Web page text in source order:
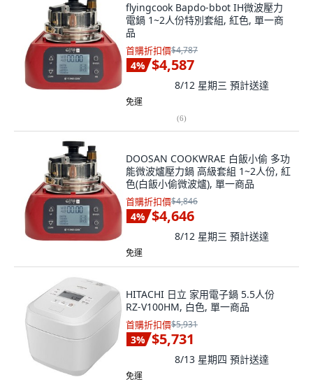
flyingcook Bapdo-bbot IH微波壓力
電鍋 1~2人份特別套組, 紅色, 單一商
品
首購折扣價$4,787
4% $4,587
8/12 星期三 預計送達
免運
(6)
DOOSAN COOKWRAE 白飯小偷 多功
能微波爐壓力鍋 高級套組 1~2人份, 紅
色(白飯小偷微波爐), 單一商品
首購折扣價$4,846
4% $4,646
8/12 星期三 預計送達
免運
HITACHI 日立 家用電子鍋 5.5人份
RZ-V100HM, 白色, 單一商品
首購折扣價$5,931
3% $5,731
8/13 星期四 預計送達
免運